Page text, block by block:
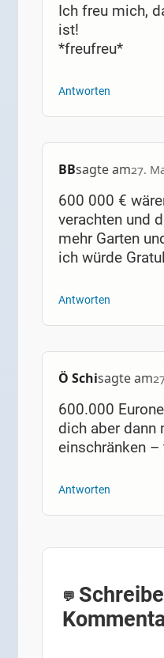
Ich freu mich,
ist!
*freufreu*
Antworten
BBsagte am27.
600 000 €
verachten und
mehr Garten
ich würde
Antworten
Ö Schisagte am
600.000
dich aber dann
einschränken –
Antworten